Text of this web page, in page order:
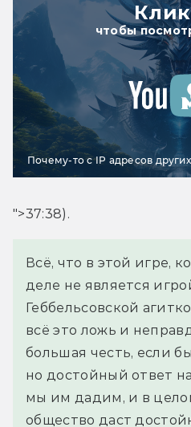
чтобы
Почему-то с IP адресов
">37:38).
Всё, что в этой игре,
деле не является
Геббельсовской
всё это ложь и
большая честь, если
но достойный ответ
мы им дадим, и в
общество даст